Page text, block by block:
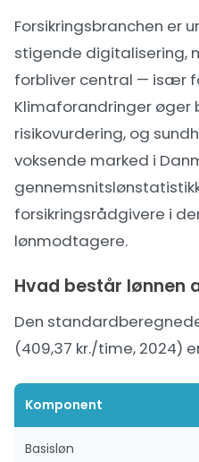
Forsikringsbranchen er
stigende digitalisering,
forbliver central — især
Klimaforandringer øger
risikovurdering, og
voksende marked i
forsikringsrådgivere i
lønmodtagere.
Hvad består lønnen
Den
(409,37 kr./time, 2024)
Komponent
Basisløn